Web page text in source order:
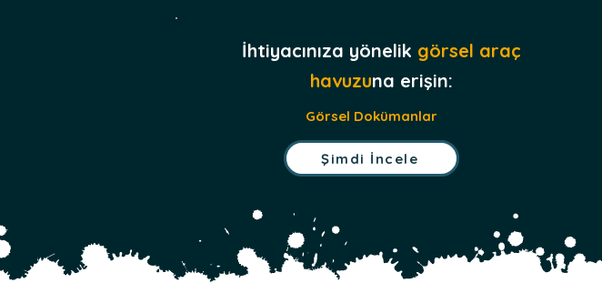
İhtiyacınıza yönelik görsel araç
havuzuna erişin:
Görsel Dokümanlar
Şimdi İncele